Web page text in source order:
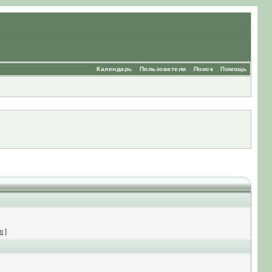
Помощь
Поиск
Пользователи
Календарь
]